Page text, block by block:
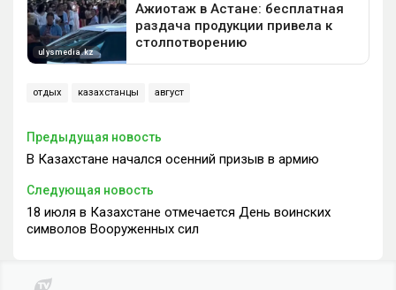
отдых казахстанцы август
Предыдущая новость
В Казахстане начался осенний призыв в армию
Следующая новость
18 июля в Казахстане отмечается День воинских
символов Вооруженных сил